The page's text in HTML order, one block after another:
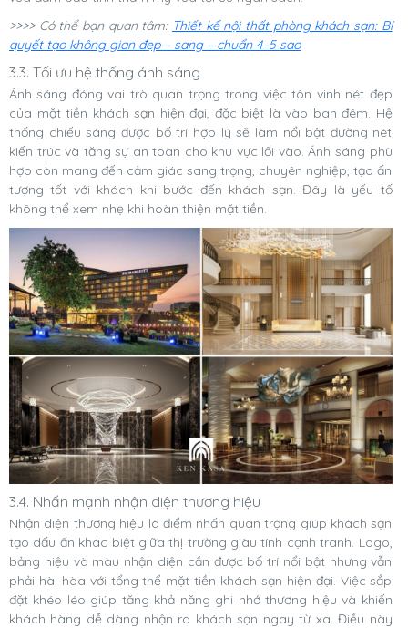
>>>> Có thể bạn quan tâm: Thiết kế nội thất phòng khách sạn: Bí
quyết tạo không gian đẹp – sang – chuẩn 4–5 sao
3.3. Tối ưu hệ thống ánh sáng
Ánh sáng đóng vai trò quan trọng trong việc tôn vinh nét đẹp
của mặt tiền khách sạn hiện đại, đặc biệt là vào ban đêm. Hệ
thống chiếu sáng được bố trí hợp lý sẽ làm nổi bật đường nét
kiến trúc và tăng sự an toàn cho khu vực lối vào. Ánh sáng phù
hợp còn mang đến cảm giác sang trọng, chuyên nghiệp, tạo ấn
tượng tốt với khách khi bước đến khách sạn. Đây là yếu tố
không thể xem nhẹ khi hoàn thiện mặt tiền.
3.4. Nhấn mạnh nhận diện thương hiệu
Nhận diện thương hiệu là điểm nhấn quan trọng giúp khách sạn
tạo dấu ấn khác biệt giữa thị trường giàu tính cạnh tranh. Logo,
bảng hiệu và màu nhận diện cần được bố trí nổi bật nhưng vẫn
phải hài hòa với tổng thể mặt tiền khách sạn hiện đại. Việc sắp
đặt khéo léo giúp tăng khả năng ghi nhớ thương hiệu và khiến
khách hàng dễ dàng nhận ra khách sạn ngay từ xa. Điều này